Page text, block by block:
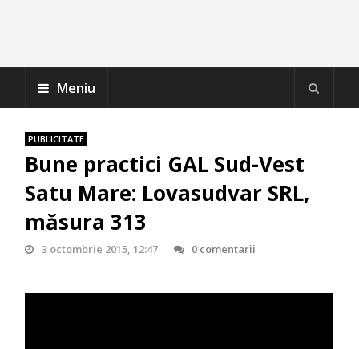
Meniu
PUBLICITATE
Bune practici GAL Sud-Vest
Satu Mare: Lovasudvar SRL,
măsura 313
3 octombrie 2015, 12:47 0 comentarii